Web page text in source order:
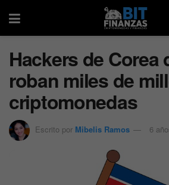
Hackers de Corea
roban miles de
criptomonedas
Escrito por Mibelis Ramos 6